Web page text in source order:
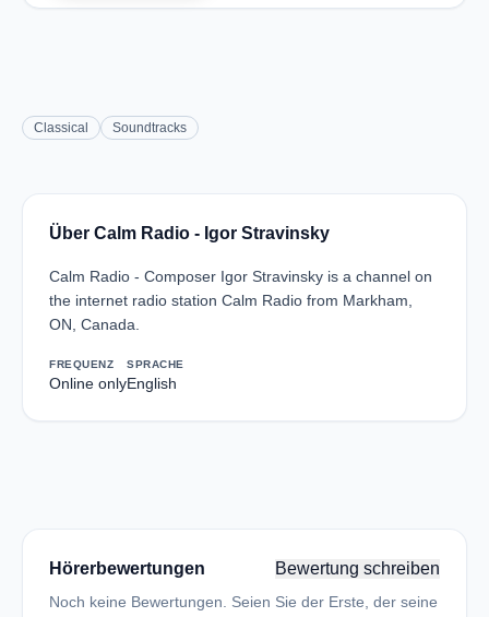
Classical Soundtracks
Über Calm Radio - Igor Stravinsky
Calm Radio - Composer Igor Stravinsky is a channel on
the internet radio station Calm Radio from Markham,
ON, Canada.
FREQUENZ
Online only
SPRACHE
English
Hörerbewertungen Bewertung schreiben
Noch keine Bewertungen. Seien Sie der Erste, der seine